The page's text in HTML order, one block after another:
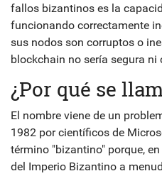
fallos bizantinos es la
funcionando correctamente
sus nodos son corruptos o
blockchain no sería segura ni
¿Por qué se
El nombre viene de un
1982 por científicos de
término "bizantino" porque,
del Imperio Bizantino a